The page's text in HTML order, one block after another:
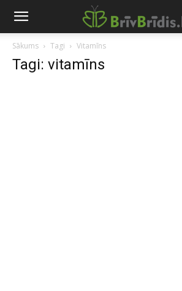
Sākums Tagi Vitamīns
Tagi: vitamīns